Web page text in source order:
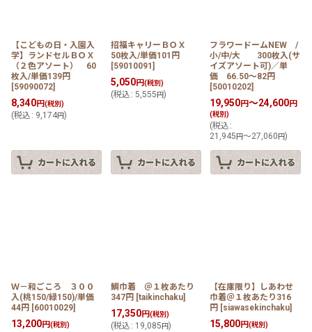
【こどもの日・入園入
学】ランドセルＢＯＸ
（２色アソート） 60
枚入/単価139円
[59090072]
8,340円(税別)
(税込 : 9,174円)
招福キャリーＢＯＸ
50枚入/単価101円
[59010091 ]
5,050円(税別)
(税込 : 5,555 円)
フラワードームNEW /
小/中/大 300枚入(サ
イズアソート可)／単
価 66.50〜82円
[50010202]
19,950円～24,600円
(税別)
(税込 :
21,945円～27,060円)
Ｗ－和ごころ ３００
入(桃150/緑150)/単価
44円 [60010029]
13,200円(税別)
鯛巾着 ＠１枚あたり
347円 [taikinchaku]
17,350円(税別)
(税込 : 19,085 円)
【在庫限り】しあわせ
巾着＠１枚あたり316
円 [siawasekinchaku]
15,800円(税別)